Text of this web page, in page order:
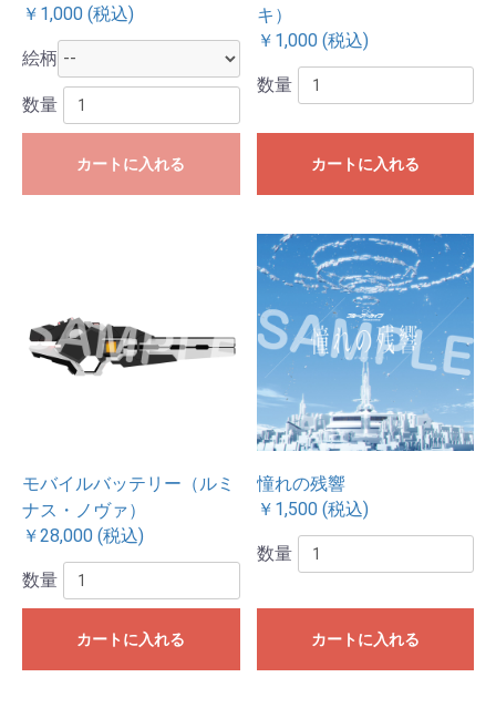
￥1,000 (税込)
絵柄
数量
カートに入れる
キ）
￥1,000 (税込)
数量
カートに入れる
モバイルバッテリー（ルミ
ナス・ノヴァ）
￥28,000 (税込)
数量
カートに入れる
憧れの残響
￥1,500 (税込)
数量
カートに入れる